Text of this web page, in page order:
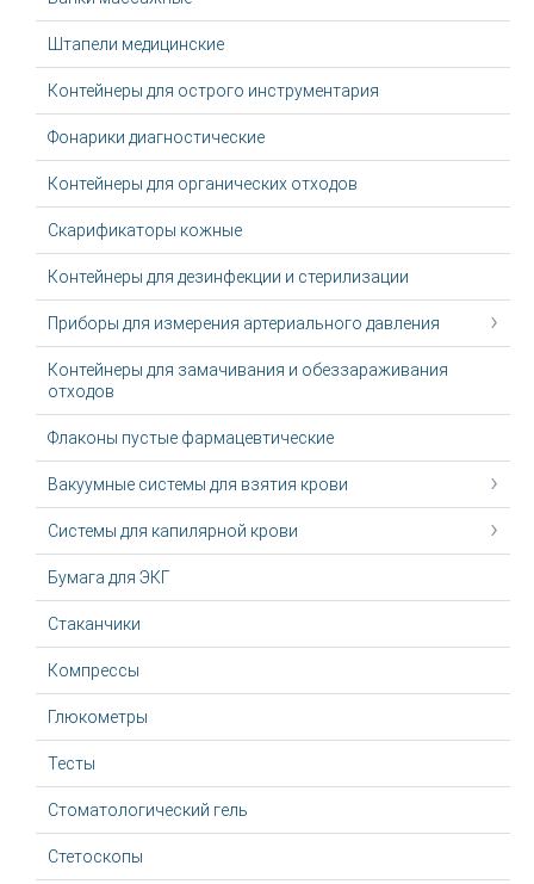
Штапели медицинские
Контейнеры для острого инструментария
Фонарики диагностические
Контейнеры для органических отходов
Скарификаторы кожные
Контейнеры для дезинфекции и стерилизации
Приборы для измерения артериального давления
Контейнеры для замачивания и обеззараживания
отходов
Флаконы пустые фармацевтические
Вакуумные системы для взятия крови
Системы для капилярной крови
Бумага для ЭКГ
Стаканчики
Компрессы
Глюкометры
Тесты
Стоматологический гель
Стетоскопы